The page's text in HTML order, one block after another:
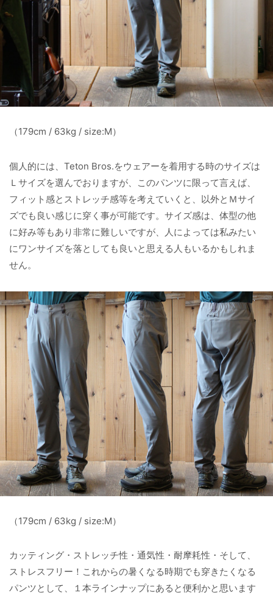
（179cm / 63kg / size:M）
個人的には、Teton Bros.をウェアーを着用する時のサイズは
Ｌサイズを選んでおりますが、このパンツに限って言えば、
フィット感とストレッチ感等を考えていくと、以外とＭサイ
ズでも良い感じに穿く事が可能です。サイズ感は、体型の他
に好み等もあり非常に難しいですが、人によっては私みたい
にワンサイズを落としても良いと思える人もいるかもしれま
せん。
（179cm / 63kg / size:M）
カッティング・ストレッチ性・通気性・耐摩耗性・そして、
ストレスフリー！これからの暑くなる時期でも穿きたくなる
パンツとして、１本ラインナップにあると便利かと思います